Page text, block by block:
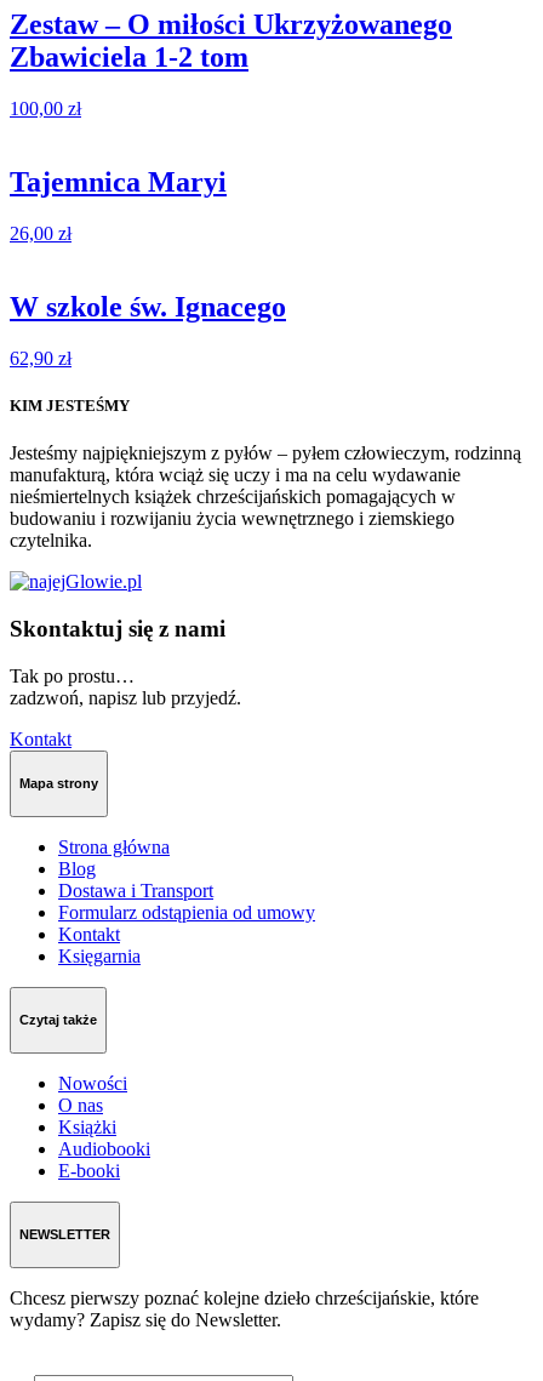
Zestaw – O miłości Ukrzyżowanego
Zbawiciela 1-2 tom
100,00 zł
Tajemnica Maryi
26,00 zł
W szkole św. Ignacego
62,90 zł
KIM JESTEŚMY
Jesteśmy najpiękniejszym z pyłów – pyłem człowieczym, rodzinną
manufakturą, która wciąż się uczy i ma na celu wydawanie
nieśmiertelnych książek chrześcijańskich pomagających w
budowaniu i rozwijaniu życia wewnętrznego i ziemskiego
czytelnika.
Skontaktuj się z nami
Tak po prostu…
zadzwoń, napisz lub przyjedź.
Kontakt
Mapa strony
Strona główna
Blog
Dostawa i Transport
Formularz odstąpienia od umowy
Kontakt
Księgarnia
Czytaj także
Nowości
O nas
Książki
Audiobooki
E-booki
NEWSLETTER
Chcesz pierwszy poznać kolejne dzieło chrześcijańskie, które
wydamy? Zapisz się do Newsletter.